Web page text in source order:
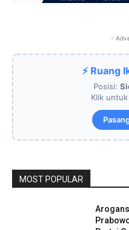
-
⚡ Ruang
Posisi:
Klik
MOST POPULAR